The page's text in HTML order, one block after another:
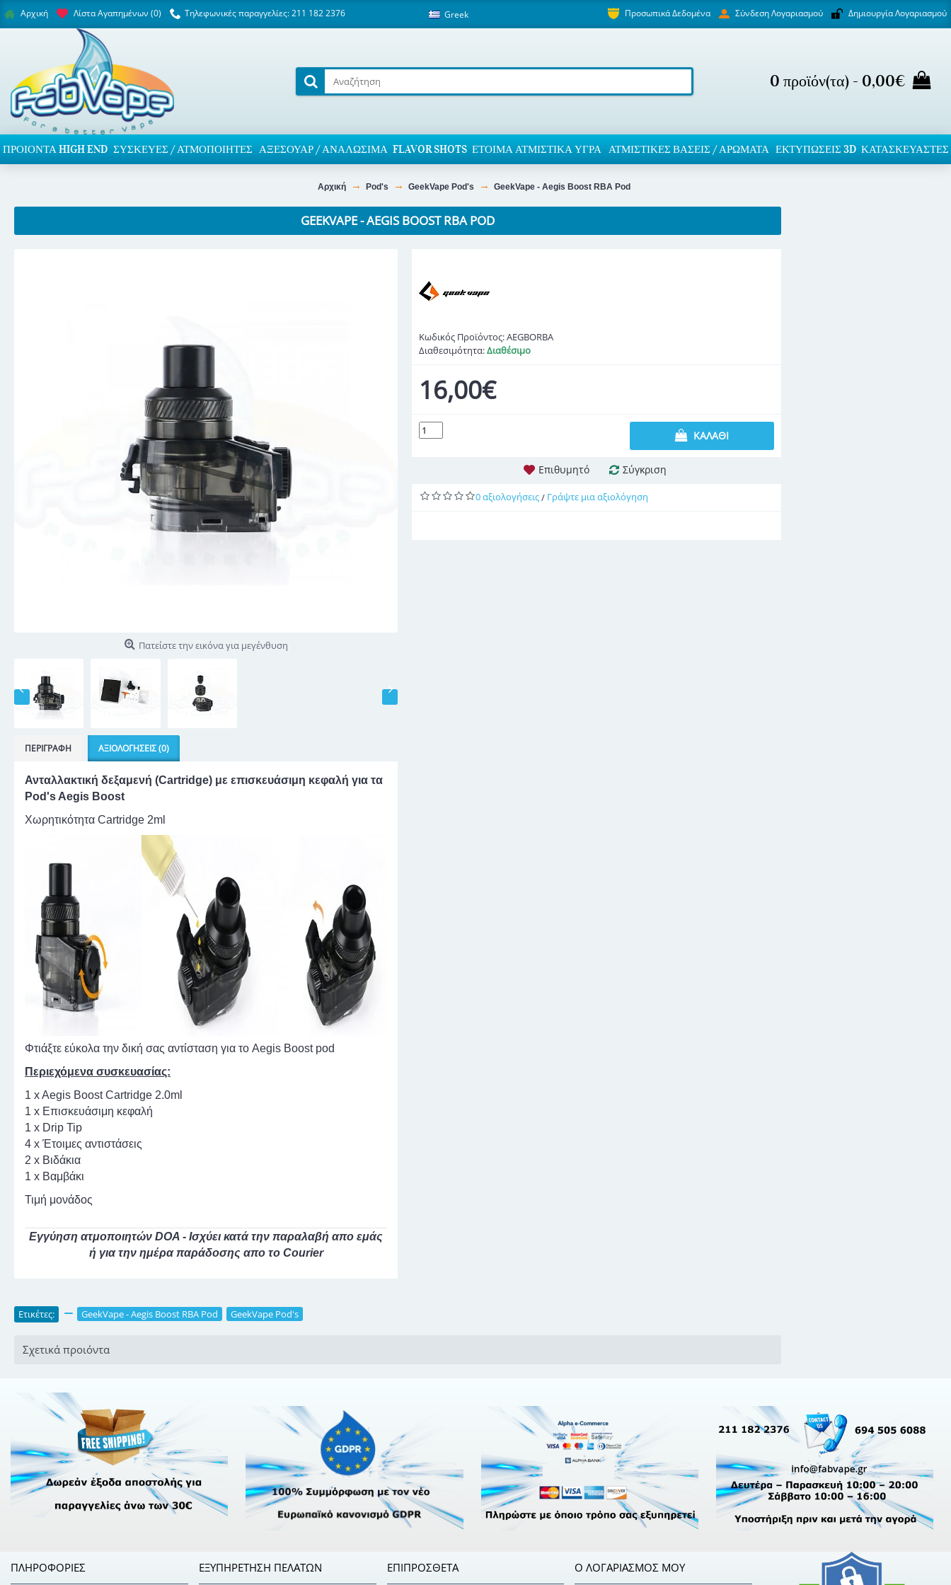
Αρχική Λίστα Αγαπημένων (0) Τηλεφωνικές παραγγελίες: 211 182 2376 Greek Προσωπικά Δεδομένα Σύνδεση Λογαριασμού Δημιουργία Λογαριασμού
0 προϊόν(τα) - 0,00€
ΠΡΟΙΌΝΤΑ HIGH END ΣΥΣΚΕΥΈΣ / ΑΤΜΟΠΟΙΗΤΈΣ ΑΞΕΣΟΥΆΡ / ΑΝΑΛΏΣΙΜΑ FLAVOR SHOTS ΈΤΟΙΜΑ ΑΤΜΙΣΤΙΚΆ ΥΓΡΆ ΑΤΜΙΣΤΙΚΈΣ ΒΆΣΕΙΣ / ΑΡΏΜΑΤΑ ΕΚΤΥΠΏΣΕΙΣ 3D ΚΑΤΑΣΚΕΥΑΣΤΕΣ
Αρχική Pod's GeekVape Pod's GeekVape - Aegis Boost RBA Pod
GEEKVAPE - AEGIS BOOST RBA POD
Πατείστε την εικόνα για μεγένθυση
ΠΕΡΙΓΡΑΦΉ ΑΞΙΟΛΟΓΉΣΕΙΣ (0)
Ανταλλακτική δεξαμενή (Cartridge) με επισκευάσιμη κεφαλή για τα
Pod's Aegis Boost
Χωρητικότητα Cartridge 2ml
Φτιάξτε εύκολα την δική σας αντίσταση για το Aegis Boost pod
Περιεχόμενα συσκευασίας:
1 x Aegis Boost Cartridge 2.0ml
1 x Επισκευάσιμη κεφαλή
1 x Drip Tip
4 x Έτοιμες αντιστάσεις
2 x Βιδάκια
1 x Βαμβάκι
Τιμή μονάδος
Εγγύηση ατμοποιητών DOA - Ισχύει κατά την παραλαβή απο εμάς
ή για την ημέρα παράδοσης απο το Courier
Κωδικός Προϊόντος:AEGBORBA
Διαθεσιμότητα:Διαθέσιμο
16,00€
ΚΑΛΆΘΙ
Επιθυμητό Σύγκριση
0 αξιολογήσεις/ Γράψτε μια αξιολόγηση
Ετικέτες: GeekVape - Aegis Boost RBA Pod GeekVape Pod's
Σχετικά προιόντα
ΠΛΗΡΟΦΟΡΊΕΣ ΕΞΥΠΗΡΈΤΗΣΗ ΠΕΛΑΤΏΝ ΕΠΙΠΡΌΣΘΕΤΑ Ο ΛΟΓΑΡΙΑΣΜΌΣ ΜΟΥ